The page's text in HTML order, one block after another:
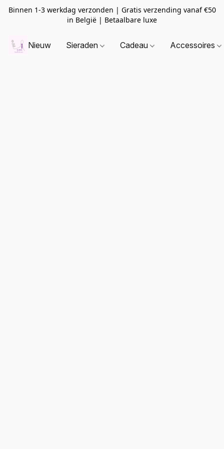
Binnen 1-3 werkdag verzonden | Gratis verzending vanaf €50
in België | Betaalbare luxe
Nieuw Sieraden Cadeau Accessoires